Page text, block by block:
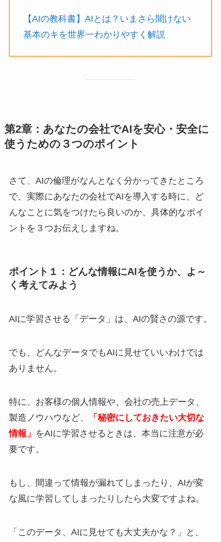
【AIの教科書】AIとは？いまさら聞けない
基本のキを世界一わかりやすく解説
第2章：あなたの会社でAIを安心・安全に
使うための３つのポイント
さて、AIの倫理がなんとなく分かってきたところ
で、実際にあなたの会社でAIを導入する時に、ど
んなことに気をつけたら良いのか、具体的なポイ
ントを３つお伝えしますね。
ポイント１：どんな情報にAIを使うか、よ～
く考えてみよう
AIに学習させる「データ」は、AIの賢さの源です。
でも、どんなデータでもAIに見せていいわけでは
ありません。
特に、お客様の個人情報や、会社の売上データ、
製造ノウハウなど、
「秘密にしておきたい大切な
情報」 をAIに学習させるときは、本当に注意が必
要です。
もし、間違って情報が漏れてしまったり、AIが変
な風に学習してしまったりしたら大変ですよね。
「このデータ、AIに見せても大丈夫かな？」と、